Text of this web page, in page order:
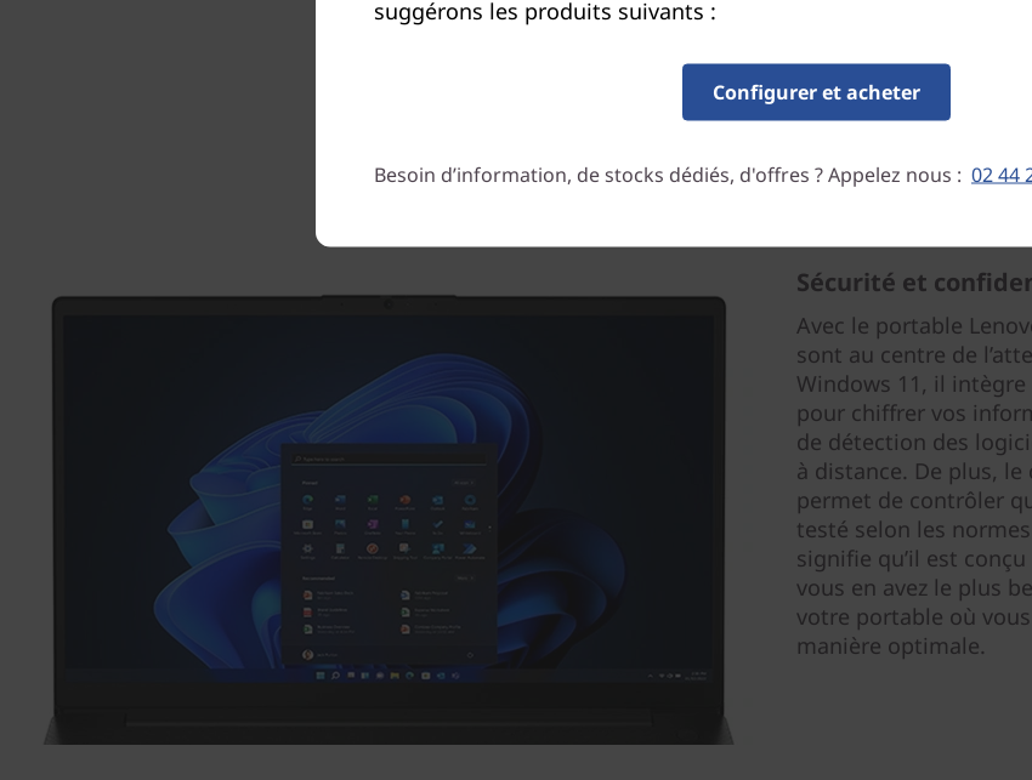
Sécurité et
Avec le portable
sont au centre de
Windows 11, il
pour chiffrer vos
de détection des
à distance. De plus,
permet de contrôler
testé selon les
signifie qu’il est
vous en avez le plus
votre portable où
manière optimale.
suggérons les produits suivants :
Configurer et acheter
Besoin d’information, de stocks dédiés, d'offres ? Appelez nous : 02 44